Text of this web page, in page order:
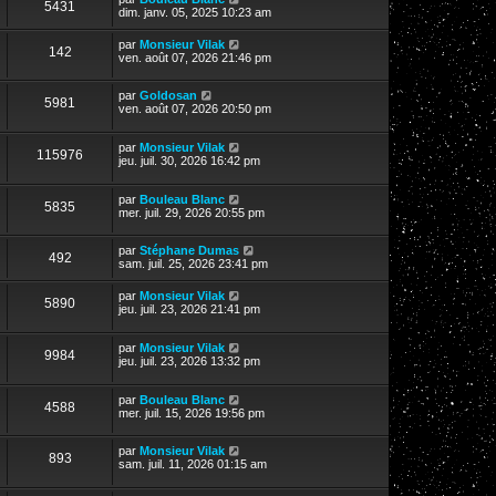
5431
dim. janv. 05, 2025 10:23 am
142 par Monsieur Vilak
ven. août 07, 2026 21:46 pm
5981 par Goldosan
ven. août 07, 2026 20:50 pm
115976 par Monsieur Vilak
jeu. juil. 30, 2026 16:42 pm
5835 par Bouleau Blanc
mer. juil. 29, 2026 20:55 pm
492 par Stéphane Dumas
sam. juil. 25, 2026 23:41 pm
5890 par Monsieur Vilak
jeu. juil. 23, 2026 21:41 pm
9984 par Monsieur Vilak
jeu. juil. 23, 2026 13:32 pm
4588 par Bouleau Blanc
mer. juil. 15, 2026 19:56 pm
893 par Monsieur Vilak
sam. juil. 11, 2026 01:15 am